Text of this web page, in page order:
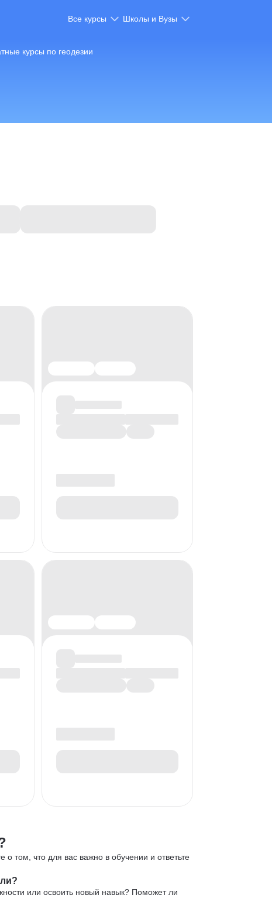
Все курсы Школы и Вузы
курсы по геодезии
том, что для вас важно в обучении и ответьте
или освоить новый навык? Поможет ли